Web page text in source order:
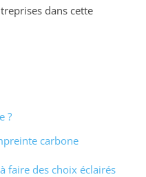
dans cette
?
carbone
faire des choix éclairés